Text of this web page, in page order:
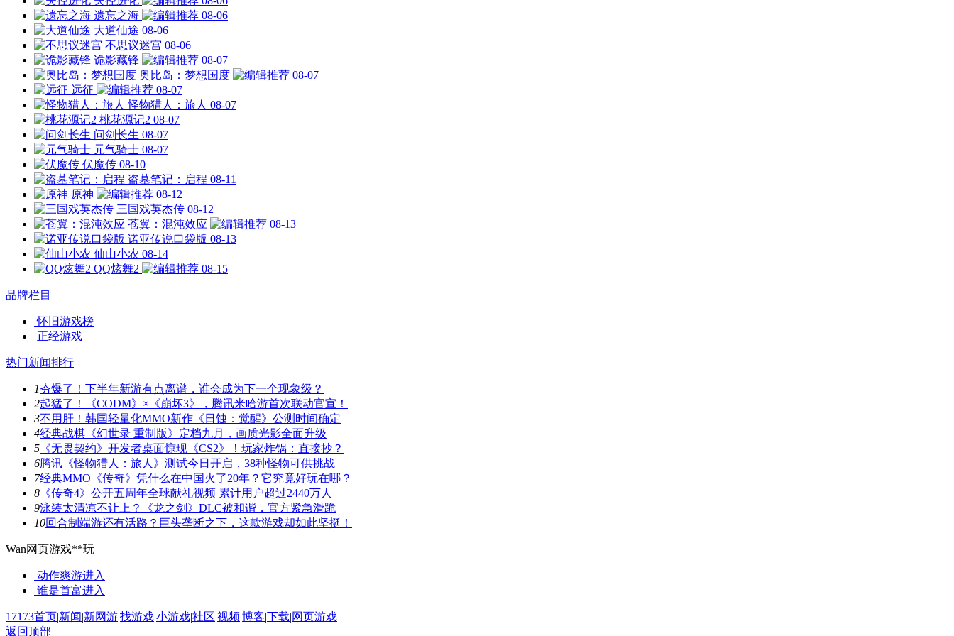
遗忘之海
08-06
大道仙途 08-06
不思议迷宫 08-06
诡影藏锋
08-07
奥比岛：梦想国度
08-07
远征
08-07
怪物猎人：旅人 08-07
桃花源记2 08-07
问剑长生 08-07
元气骑士 08-07
伏魔传 08-10
盗墓笔记：启程 08-11
原神
08-12
三国戏英杰传 08-12
苍翼：混沌效应
08-13
诺亚传说口袋版 08-13
仙山小农 08-14
QQ炫舞2
08-15
品牌栏目
怀旧游戏榜
正经游戏
热门新闻排行
1夯爆了！下半年新游有点离谱，谁会成为下一个现象级？
2起猛了！《CODM》×《崩坏3》，腾讯米哈游首次联动官宣！
3不用肝！韩国轻量化MMO新作《日蚀：觉醒》公测时间确定
4经典战棋《幻世录 重制版》定档九月，画质光影全面升级
5 《无畏契约》开发者桌面惊现《CS2》！玩家炸锅：直接抄？
6腾讯《怪物猎人：旅人》测试今日开启，38种怪物可供挑战
7经典MMO《传奇》凭什么在中国火了20年？它究竟好玩在哪？
8 《传奇4》公开五周年全球献礼视频 累计用户超过2440万人
9泳装太清凉不让上？《龙之剑》DLC被和谐，官方紧急滑跪
10回合制端游还有活路？巨头垄断之下，这款游戏却如此坚挺！
Wan网页游戏**玩
动作爽游进入
谁是首富进入
17173首页|新闻|新网游|找游戏|小游戏|社区|视频|博客|下载|网页游戏
返回顶部